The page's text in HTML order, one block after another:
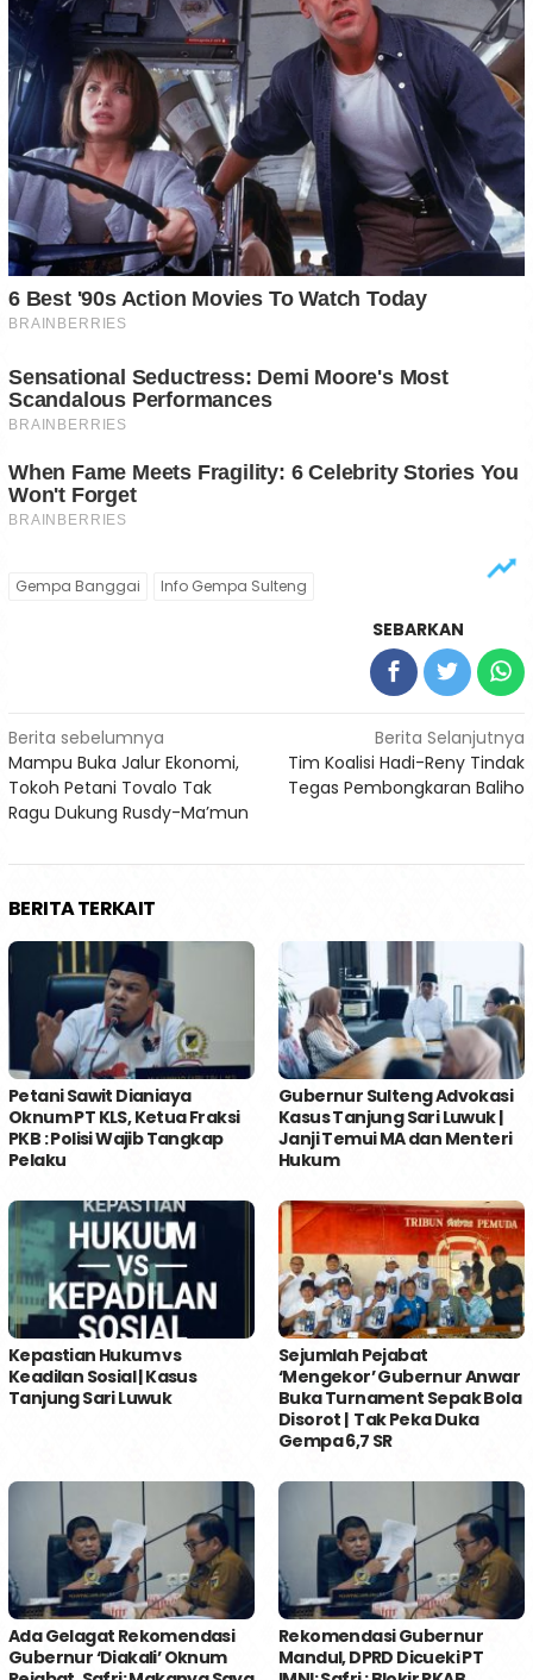
Gempa Banggai Info Gempa Sulteng
SEBARKAN
Navigasi
pos
Berita sebelumnya
Mampu Buka Jalur Ekonomi,
Tokoh Petani Tovalo Tak
Ragu Dukung Rusdy-Ma’mun
Berita Selanjutnya
Tim Koalisi Hadi-Reny Tindak
Tegas Pembongkaran Baliho
BERITA TERKAIT
Petani Sawit Dianiaya
Oknum PT KLS, Ketua Fraksi
PKB : Polisi Wajib Tangkap
Pelaku
Gubernur Sulteng Advokasi
Kasus Tanjung Sari Luwuk |
Janji Temui MA dan Menteri
Hukum
Kepastian Hukum vs
Keadilan Sosial | Kasus
Tanjung Sari Luwuk
Sejumlah Pejabat
‘Mengekor’ Gubernur Anwar
Buka Turnament Sepak Bola
Disorot | Tak Peka Duka
Gempa 6,7 SR
Ada Gelagat Rekomendasi
Gubernur ‘Diakali’ Oknum
Rekomendasi Gubernur
Mandul, DPRD Dicueki PT